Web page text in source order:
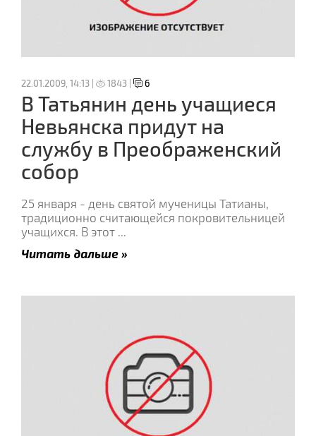
22.01.2009, 14:13 | 1843 | 6
В Татьянин день учащиеся
Невьянска придут на
службу в Преображенский
собор
25 января - день святой мученицы Татианы,
традиционно считающейся покровительницей
учащихся. В этот ...
Читать дальше »